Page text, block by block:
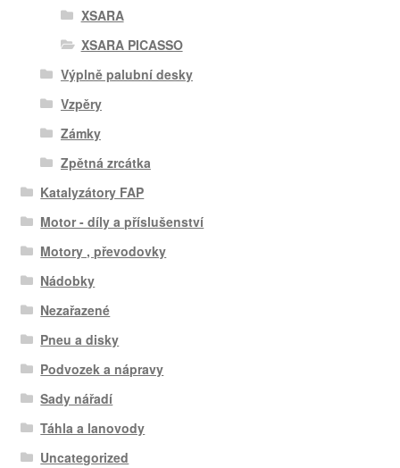
XSARA
XSARA PICASSO
Výplně palubní desky
Vzpěry
Zámky
Zpětná zrcátka
Katalyzátory FAP
Motor - díly a příslušenství
Motory , převodovky
Nádobky
Nezařazené
Pneu a disky
Podvozek a nápravy
Sady nářadí
Táhla a lanovody
Uncategorized